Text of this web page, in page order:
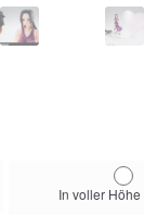
In voller Höhe